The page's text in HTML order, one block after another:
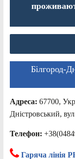
Білгород-
Адреса: 67700,
Дністровський,
Телефон:
Гаряча лінія